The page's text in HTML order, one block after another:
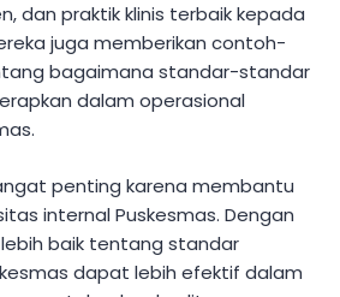
dan praktik klinis terbaik kepada
juga memberikan contoh-
bagaimana standar-standar
dalam operasional
penting karena membantu
internal Puskesmas. Dengan
baik tentang standar
dapat lebih efektif dalam